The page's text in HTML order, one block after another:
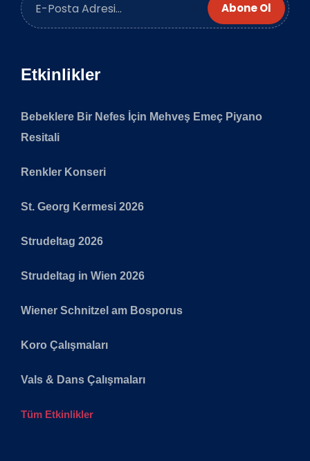
Abone Ol
Etkinlikler
Bebeklere Bir Nefes İçin Mehveş Emeç Piyano
Resitali
Renkler Konseri
St. Georg Kermesi 2026
Strudeltag 2026
Strudeltag in Wien 2026
Wiener Schnitzel am Bosporus
Koro Çalışmaları
Vals & Dans Çalışmaları
Tüm Etkinlikler